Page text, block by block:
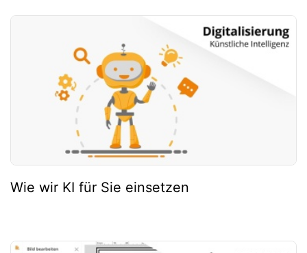
Wie wir KI für Sie einsetzen